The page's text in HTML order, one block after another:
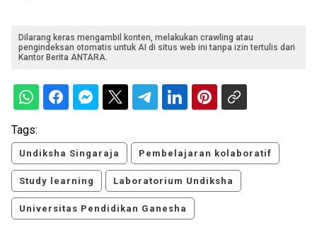
Dilarang keras mengambil konten, melakukan crawling atau
pengindeksan otomatis untuk AI di situs web ini tanpa izin tertulis dari
Kantor Berita ANTARA.
Tags:
Undiksha Singaraja Pembelajaran kolaboratif
Study learning Laboratorium Undiksha
Universitas Pendidikan Ganesha